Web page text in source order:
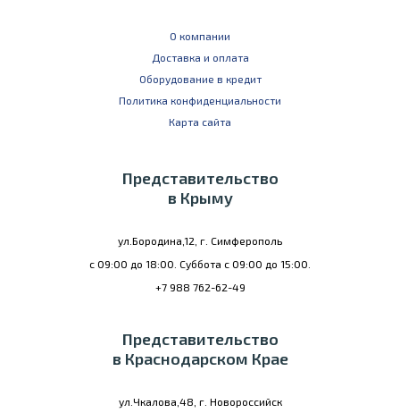
О компании
Доставка и оплата
Оборудование в кредит
Политика конфиденциальности
Карта сайта
Представительство
в Крыму
ул.Бородина,12, г. Симферополь
с 09:00 до 18:00. Суббота с 09:00 до 15:00.
+7 988 762-62-49
Представительство
в Краснодарском Крае
ул.Чкалова,48, г. Новороссийск